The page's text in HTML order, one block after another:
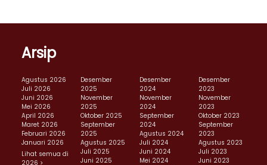
Arsip
Agustus 2026
Juli 2026
Juni 2026
Mei 2026
April 2026
Maret 2026
Februari 2026
Januari 2026
Lihat semua di
2026 >
Desember
2025
November
2025
Oktober 2025
September
2025
Agustus 2025
Juli 2025
Juni 2025
Desember
2024
November
2024
September
2024
Agustus 2024
Juli 2024
Juni 2024
Mei 2024
Desember
2023
November
2023
Oktober 2023
September
2023
Agustus 2023
Juli 2023
Juni 2023